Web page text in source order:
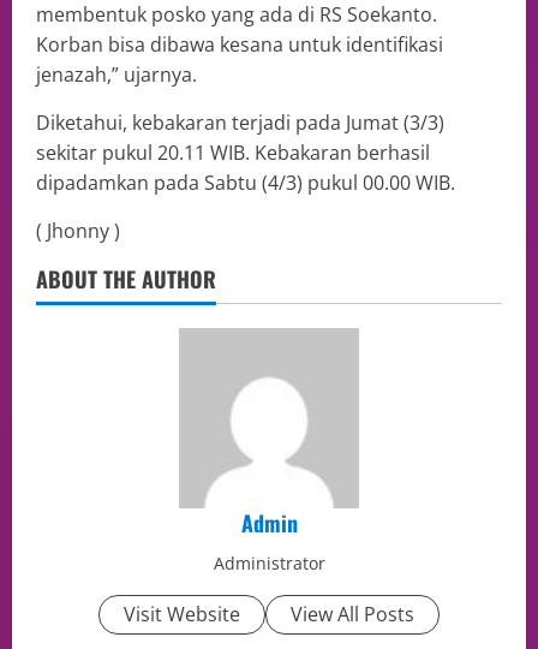
membentuk posko yang ada di RS Soekanto.
Korban bisa dibawa kesana untuk identifikasi
jenazah,” ujarnya.
Diketahui, kebakaran terjadi pada Jumat (3/3)
sekitar pukul 20.11 WIB. Kebakaran berhasil
dipadamkan pada Sabtu (4/3) pukul 00.00 WIB.
( Jhonny )
ABOUT THE AUTHOR
Admin
Administrator
Visit Website View All Posts